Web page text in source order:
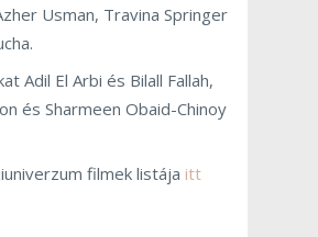
Usman, Travina Springer
Adil El Arbi és Bilall Fallah,
és Sharmeen Obaid-Chinoy
filmek listája itt